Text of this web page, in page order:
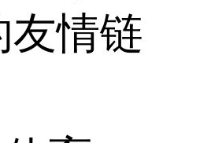
友情链